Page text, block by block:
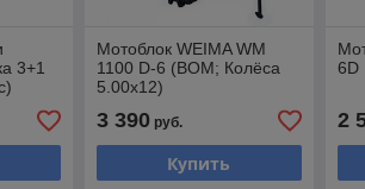
3+1
Мотоблок WEIMA WM
1100 D-6 (ВОМ; Колёса
5.00х12)
3 390руб.
Купить
6D
2